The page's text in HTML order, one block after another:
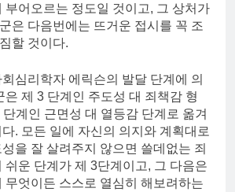
부어오르는 정도일 것이고, 그 상처가
은 다음번에는 뜨거운 접시를 꼭 조
할 것이다.
심리학자 에릭슨의 발달 단계에 의
은 제 3 단계인 주도성 대 죄책감 형
계인 근면성 대 열등감 단계로 옮겨
. 모든 일에 자신의 의지와 계획대로
을 잘 살려주지 않으면 쓸데없는 죄
쉬운 단계가 제 3단계이고, 그 다음은
무엇이든 스스로 열심히 해보려하는